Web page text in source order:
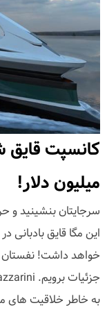
کانسپت قایق
میلیون دلار!
سرجایتان بنشینید و
خواهد داشت!
به خاطر خلاقیت های